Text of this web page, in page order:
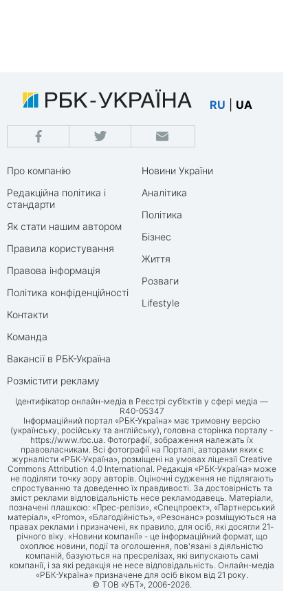
RU UA
Про компанію
Редакційна політика і
стандарти
Як стати нашим автором
Правила користування
Правова інформація
Політика конфіденційності
Контакти
Команда
Вакансії в РБК-Україна
Розмістити рекламу
Новини України
Аналітика
Політика
Бізнес
Життя
Розваги
Lifestyle
Ідентифікатор онлайн-медіа в Реєстрі суб’єктів у сфері медіа —
R40-05347
Інформаційний портал «РБК-Україна» має тримовну версію
(українську, російську та англійську), головна сторінка порталу -
https://www.rbc.ua. Фотографії, зображення належать їх
правовласникам. Всі фотографії на Порталі, авторами яких є
журналісти «РБК-Україна», розміщені на умовах ліцензії Creative
Commons Attribution 4.0 International. Редакція «РБК-Україна» може
не поділяти точку зору авторів. Оціночні судження не підлягають
спростуванню та доведенню їх правдивості. За достовірність та
зміст реклами відповідальність несе рекламодавець. Матеріали,
позначені плашкою: «Прес-релізи», «Спецпроект», «Партнерський
матеріал», «Promo», «Благодійність», «Резонанс» розміщуються на
правах реклами і призначені, як правило, для осіб, які досягли 21-
річного віку. «Новини компанії» - це інформаційний формат, що
охоплює новини, події та оголошення, пов'язані з діяльністю
компаній, базуються на пресрелізах, які випускають самі
компанії, і за які редакція не несе відповідальність. Онлайн-медіа
«РБК-Україна» призначене для осіб віком від 21 року.
© ТОВ «УБТ», 2006-2026.